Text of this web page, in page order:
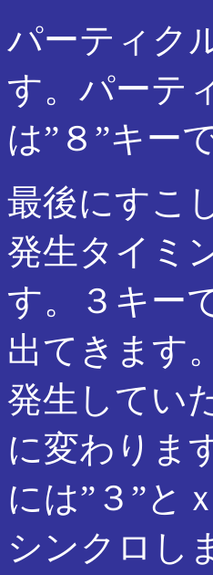
パーティク
す。パーテ
は”８”キー
最後にすこ
発生タイミ
す。３キー
出てきます
発生してい
に変わりま
には”３”と
シンクロし